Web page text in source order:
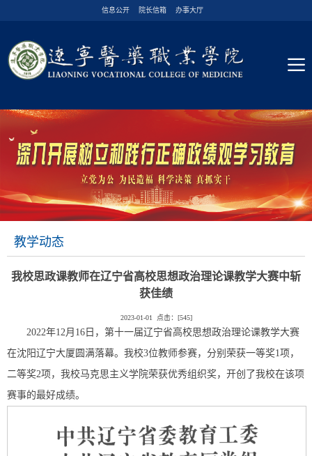
信息公开 院长信箱 办事大厅
教学动态
我校思政课教师在辽宁省高校思想政治理论课教学大赛中斩
获佳绩
2023-01-01 点击：[545]
2022年12月16日，第十一届辽宁省高校思想政治理论课教学大赛
在沈阳辽宁大厦圆满落幕。我校3位教师参赛，分别荣获一等奖1项，
二等奖2项，我校马克思主义学院荣获优秀组织奖，开创了我校在该项
赛事的最好成绩。